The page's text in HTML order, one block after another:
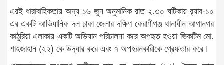
এরই ধারাবাহিকতায় অদ্য ১৬ জুন অনুমানিক রাত ২.৩০ ঘটিকায় র‌্যাব-১০
এর একটি আভিযানিক দল ঢাকা জেলার দক্ষিণ কেরাণীগঞ্জ থানাধীন আগানগর
কাঠুরিয়া এলাকায় একটি অভিযান পরিচালনা করে অপহৃত হওয়া ভিকটিম মো.
শাহজাহান (২২) কে উদ্ধার করে এবং ৭ অপহরনকারীকে গ্রেফতার করে।